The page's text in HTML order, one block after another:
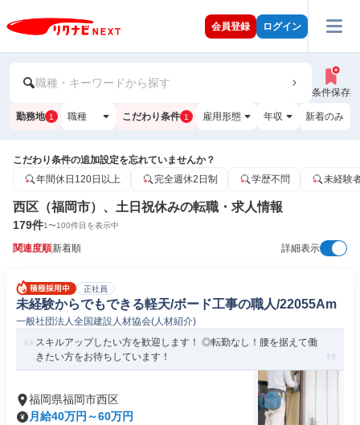
会員登録 ログイン
職種・キーワードから探す
条件保存
勤務地 1 職種 こだわり条件 1 雇用形態 年収 新着のみ
こだわり条件の追加設定を忘れていませんか？
年間休日120日以上
完全週休2日制 学歴不問 未経験
西区（福岡市）、土日祝休みの転職・求人情報
179件1〜100件目を表示中
関連度順新着順 詳細表示
正社員
未経験からでもできる軽天/ボード工事の職人/22055Am
一般社団法人全国建設人材協会(人材紹介)
スキルアップしたい方を歓迎します！ ◎転勤なし！腰を据えて働
きたい方をお待ちしています！
福岡県福岡市西区
月給40万円～60万円